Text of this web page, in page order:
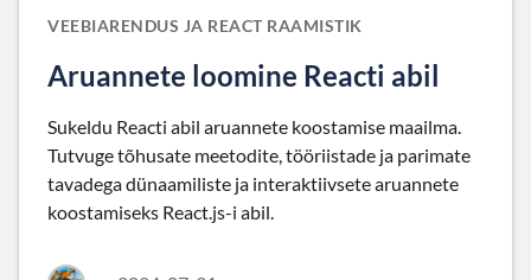
VEEBIARENDUS JA REACT RAAMISTIK
Aruannete loomine Reacti abil
Sukeldu Reacti abil aruannete koostamise maailma.
Tutvuge tõhusate meetodite, tööriistade ja parimate
tavadega dünaamiliste ja interaktiivsete aruannete
koostamiseks React.js-i abil.